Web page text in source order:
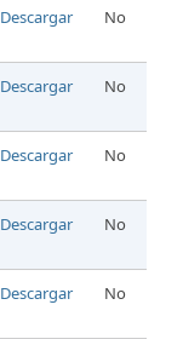
Descargar No
Descargar No
Descargar No
Descargar No
Descargar No